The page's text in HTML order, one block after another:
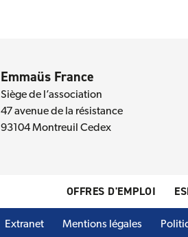
Emmaüs France
Siège de l’association
47 avenue de la résistance
93104 Montreuil Cedex
OFFRES D'EMPLOI
Extranet Mentions légales